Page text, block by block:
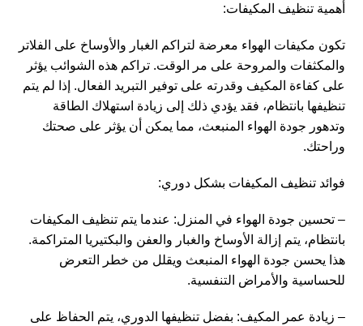
أهمية تنظيف المكيفات:
تكون مكيفات الهواء معرضة لتراكم الغبار والأوساخ على الفلاتر
والمكثفات والمروحة على مر الوقت. تراكم هذه الشوائب يؤثر
على كفاءة المكيف وقدرته على توفير التبريد الفعال. إذا لم يتم
تنظيفها بانتظام، فقد يؤدي ذلك إلى زيادة استهلاك الطاقة
وتدهور جودة الهواء المنبعث، مما يمكن أن يؤثر على صحتك
وراحتك.
فوائد تنظيف المكيفات بشكل دوري:
– تحسين جودة الهواء في المنزل: عندما يتم تنظيف المكيفات
بانتظام، يتم إزالة الأوساخ والغبار والعفن والبكتيريا المتراكمة.
هذا يحسن جودة الهواء المنبعث ويقلل من خطر التعرض
للحساسية والأمراض التنفسية.
– زيادة عمر المكيف: بفضل تنظيفها الدوري، يتم الحفاظ على